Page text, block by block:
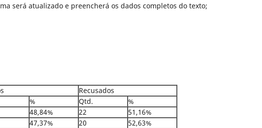
será atualizado e preencherá os dados completos do texto;
Recusados
% Qtd.
%
48,84% 22
51,16%
47,37% 20
52,63%